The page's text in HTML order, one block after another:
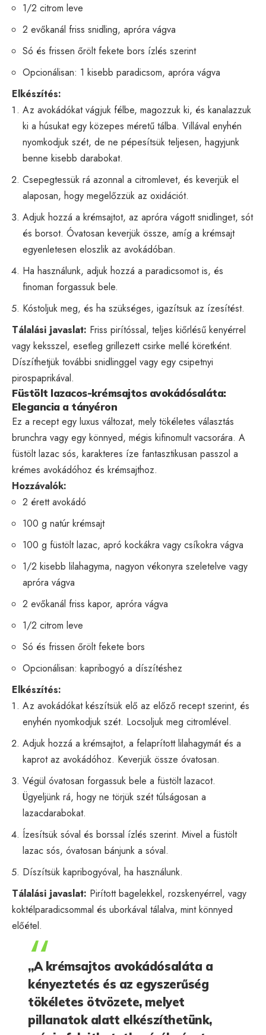
1/2 citrom leve
2 evőkanál friss snidling, apróra vágva
Só és frissen őrölt fekete bors ízlés szerint
Opcionálisan: 1 kisebb paradicsom, apróra vágva
Elkészítés:
Az avokádókat vágjuk félbe, magozzuk ki, és kanalazzuk
ki a húsukat egy közepes méretű tálba. Villával enyhén
nyomkodjuk szét, de ne pépesítsük teljesen, hagyjunk
benne kisebb darabokat.
Csepegtessük rá azonnal a citromlevet, és keverjük el
alaposan, hogy megelőzzük az oxidációt.
Adjuk hozzá a krémsajtot, az apróra vágott snidlinget, sót
és borsot. Óvatosan keverjük össze, amíg a krémsajt
egyenletesen eloszlik az avokádóban.
Ha használunk, adjuk hozzá a paradicsomot is, és
finoman forgassuk bele.
Kóstoljuk meg, és ha szükséges, igazítsuk az ízesítést.
Tálalási javaslat: Friss pirítóssal, teljes kiőrlésű kenyérrel
vagy keksszel, esetleg grillezett csirke mellé köretként.
Díszíthetjük további snidlinggel vagy egy csipetnyi
pirospaprikával.
Füstölt lazacos-krémsajtos avokádósaláta:
Elegancia a tányéron
Ez a recept egy luxus változat, mely tökéletes választás
brunchra vagy egy könnyed, mégis kifinomult vacsorára. A
füstölt lazac sós, karakteres íze fantasztikusan passzol a
krémes avokádóhoz és krémsajthoz.
Hozzávalók:
2 érett avokádó
100 g natúr krémsajt
100 g füstölt lazac, apró kockákra vagy csíkokra vágva
1/2 kisebb lilahagyma, nagyon vékonyra szeletelve vagy
apróra vágva
2 evőkanál friss kapor, apróra vágva
1/2 citrom leve
Só és frissen őrölt fekete bors
Opcionálisan: kapribogyó a díszítéshez
Elkészítés:
Az avokádókat készítsük elő az előző recept szerint, és
enyhén nyomkodjuk szét. Locsoljuk meg citromlével.
Adjuk hozzá a krémsajtot, a felaprított lilahagymát és a
kaprot az avokádóhoz. Keverjük össze óvatosan.
Végül óvatosan forgassuk bele a füstölt lazacot.
Ügyeljünk rá, hogy ne törjük szét túlságosan a
lazacdarabokat.
Ízesítsük sóval és borssal ízlés szerint. Mivel a füstölt
lazac sós, óvatosan bánjunk a sóval.
Díszítsük kapribogyóval, ha használunk.
Tálalási javaslat: Pirított bagelekkel, rozskenyérrel, vagy
koktélparadicsommal és uborkával tálalva, mint könnyed
előétel.
„A krémsajtos avokádósaláta a
kényeztetés és az egyszerűség
tökéletes ötvözete, melyet
pillanatok alatt elkészíthetünk,